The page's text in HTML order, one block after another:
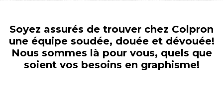
Soyez assurés de trouver chez Colpron
une équipe soudée, douée et dévouée!
Nous sommes là pour vous, quels que
soient vos besoins en graphisme!